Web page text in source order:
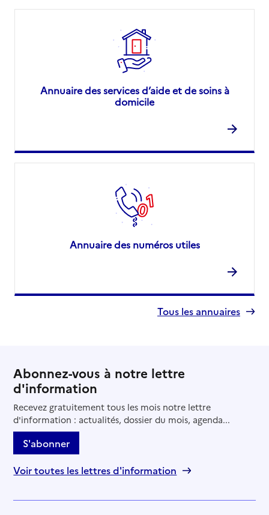
Annuaire des services d’aide et de soins à
domicile
Annuaire des numéros utiles
Tous les annuaires
Abonnez-vous à notre lettre
d'information
Recevez gratuitement tous les mois notre lettre
d'information : actualités, dossier du mois, agenda...
S'abonner
Voir toutes les lettres d'information